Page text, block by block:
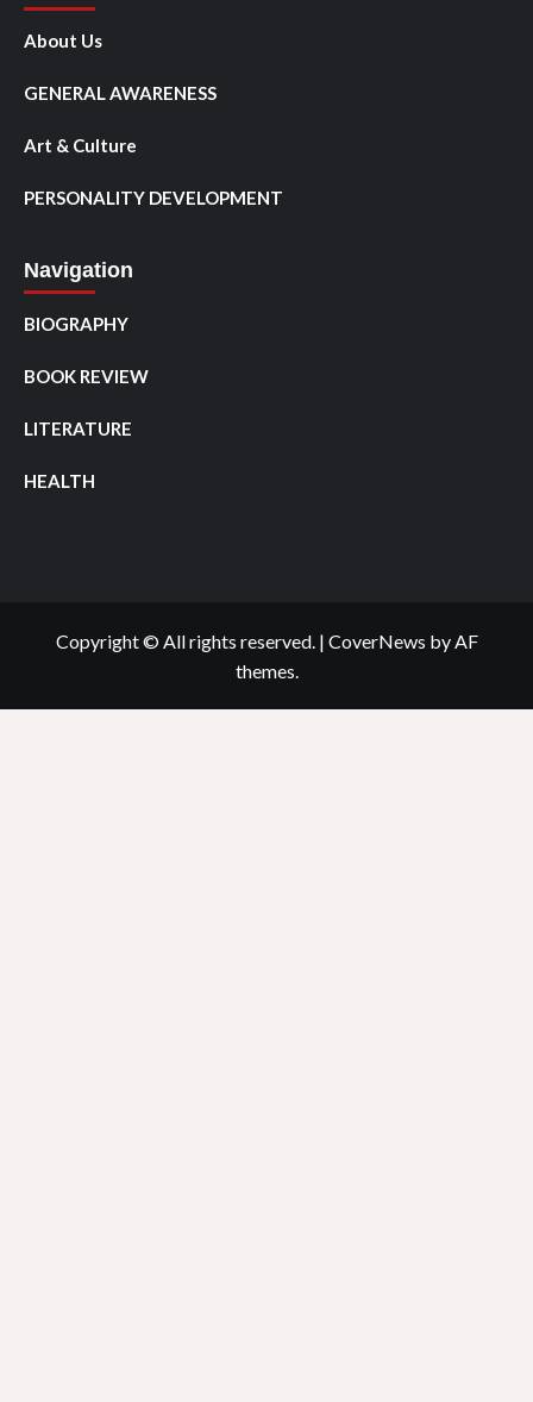
About Us
GENERAL AWARENESS
Art & Culture
PERSONALITY DEVELOPMENT
Navigation
BIOGRAPHY
BOOK REVIEW
LITERATURE
HEALTH
Copyright © All rights reserved. | CoverNews by AF
themes.